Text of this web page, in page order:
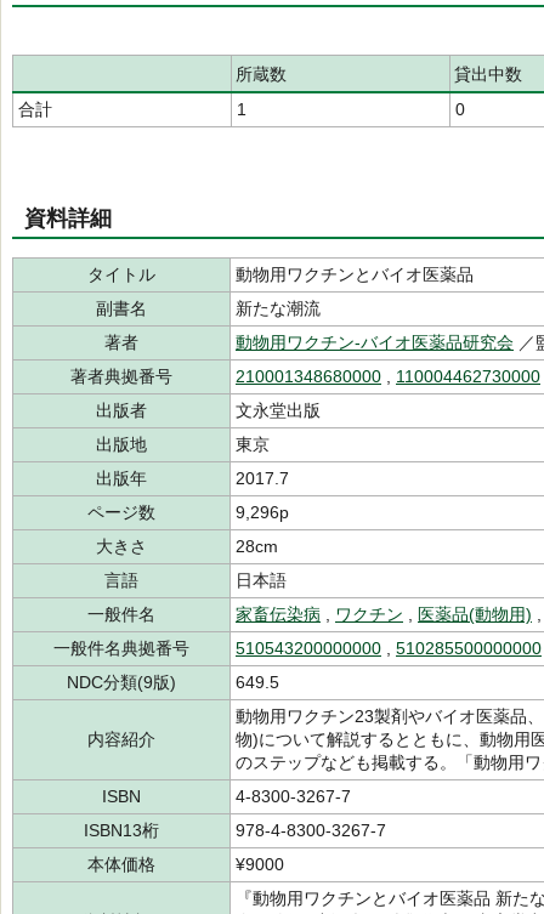
所蔵数
貸出中数
合計
1 0
資料詳細
タイトル
動物用ワクチンとバイオ医薬品
副書名
新たな潮流
著者
動物用ワクチン-バイオ医薬品研究会 ／
著者典拠番号
210001348680000
110004462730000
出版者
文永堂出版
出版地
東京
出版年
2017.7
ページ数
9,296p
大きさ
28cm
言語
日本語
一般件名
家畜伝染病 ワクチン 医薬品(動物用)
一般件名典拠番号
510543200000000 510285500000000
NDC分類(9版)
649.5
内容紹介
動物用ワクチン23製剤やバイオ医薬品
物)について解説するとともに、動物用
のステップなども掲載する。「動物用
ISBN
4-8300-3267-7
ISBN13桁
978-4-8300-3267-7
本体価格
¥9000
『動物用ワクチンとバイオ医薬品 新